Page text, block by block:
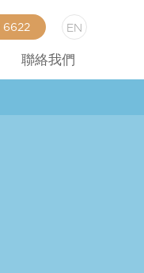
EN
6622
聯絡我們